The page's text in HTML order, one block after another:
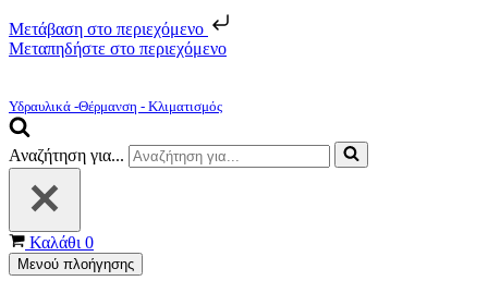
Μετάβαση στο περιεχόμενο
Μεταπηδήστε στο περιεχόμενο
Υδραυλικά -Θέρμανση - Κλιματισμός
Αναζήτηση για...
Καλάθι 0
Μενού πλοήγησης